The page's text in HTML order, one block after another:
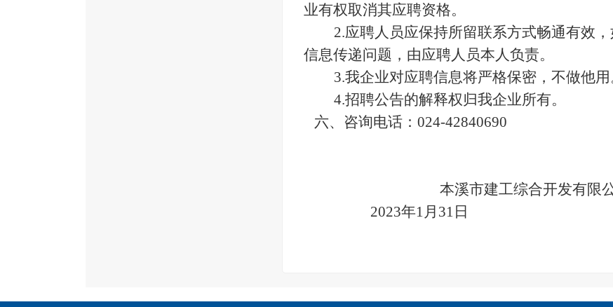
业有权取消其应聘资格。
2.应聘人员应保持所留联系方式畅通有效
信息传递问题，由应聘人员本人负责。
3.我企业对应聘信息将严格保密，不做他用
4.招聘公告的解释权归我企业所有。
六、咨询电话 ： 024-42840690
本溪市建工综合开发有限
2023年1月 31 日